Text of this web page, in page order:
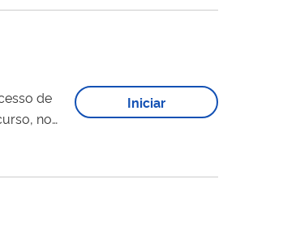
de
no
Iniciar